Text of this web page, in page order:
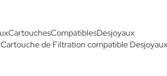
CartouchesCompatiblesDesjoyaux
Cartouche de Filtration compatible Desjoyaux